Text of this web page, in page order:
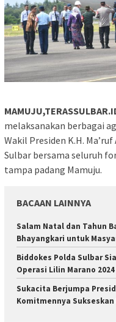
melaksanakan berbagai
Wakil Presiden K.H.
Sulbar bersama seluruh
tampa padang Mamuju.
BACAAN LAINNYA
Salam Natal dan Tahun
Bhayangkari untuk
Biddokes Polda Sulbar
Operasi Lilin Marano 2024
Sukacita Berjumpa
Komitmennya